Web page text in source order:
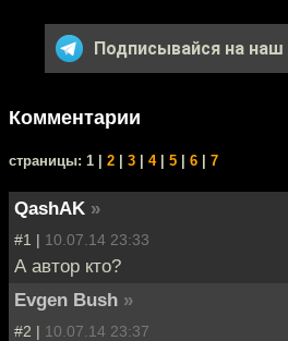
Подписывайся на наш
Комментарии
cтраницы: 1 | 2 3 4| 5 6 7
QashAK »
#1 | 10.07.14 23:33
А автор кто?
Evgen Bush »
#2 | 10.07.14 23:37